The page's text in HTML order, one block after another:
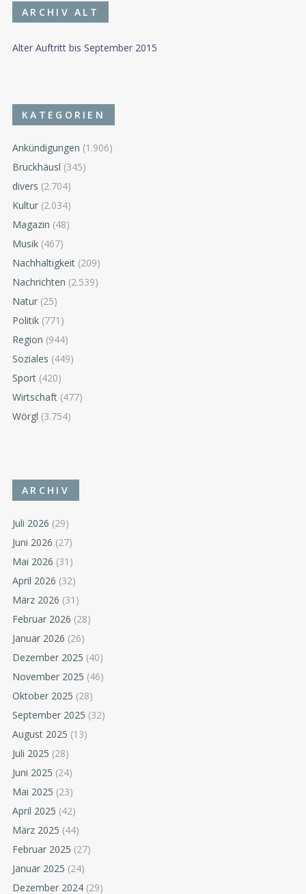
ARCHIV ALT
Alter Auftritt bis September 2015
KATEGORIEN
Ankündigungen (1.906)
Bruckhäusl (345)
divers (2.704)
Kultur (2.034)
Magazin (48)
Musik (467)
Nachhaltigkeit (209)
Nachrichten (2.539)
Natur (25)
Politik (771)
Region (944)
Soziales (449)
Sport (420)
Wirtschaft (477)
Wörgl (3.754)
ARCHIV
Juli 2026 (29)
Juni 2026 (27)
Mai 2026 (31)
April 2026 (32)
März 2026 (31)
Februar 2026 (28)
Januar 2026 (26)
Dezember 2025 (40)
November 2025 (46)
Oktober 2025 (28)
September 2025 (32)
August 2025 (13)
Juli 2025 (28)
Juni 2025 (24)
Mai 2025 (23)
April 2025 (42)
März 2025 (44)
Februar 2025 (27)
Januar 2025 (24)
Dezember 2024 (29)